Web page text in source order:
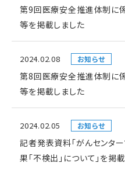
第9回医療安全推進体制に
等を掲載しました
2024.02.08 お知らせ
第8回医療安全推進体制に
等を掲載しました
2024.02.05 お知らせ
記者発表資料「がんセンタ
果「不検出」について」を掲